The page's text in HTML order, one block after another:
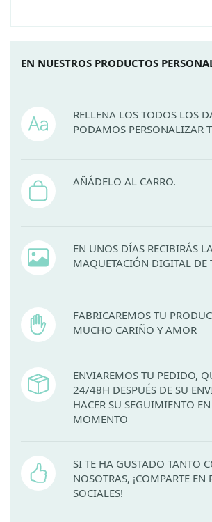
EN NUESTROS PRODUCTOS
RELLENA LOS TODOS LOS
PODAMOS PERSONALIZAR
AÑÁDELO AL CARRO.
EN UNOS DÍAS RECIBIRÁS LA
MAQUETACIÓN DIGITAL DE
FABRICAREMOS TU
MUCHO CARIÑO Y AMOR
ENVIAREMOS TU PEDIDO,
24/48H DESPUÉS DE SU
HACER SU SEGUIMIENTO
MOMENTO
SI TE HA GUSTADO TANTO
NOSOTRAS, ¡COMPARTE EN
SOCIALES!